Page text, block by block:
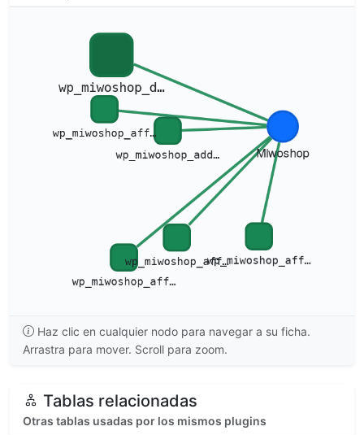
Haz clic en cualquier nodo para navegar a su ficha.
Arrastra para mover. Scroll para zoom.
Tablas relacionadas
Otras tablas usadas por los mismos plugins